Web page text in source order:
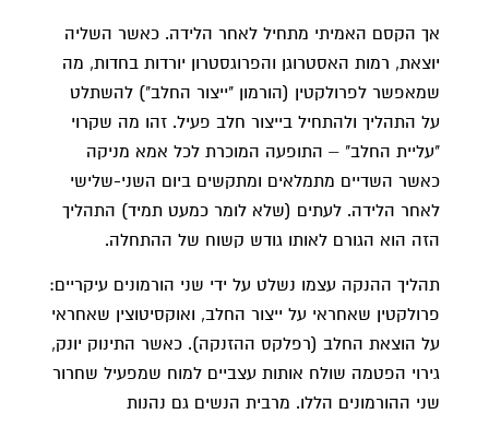
אך הקסם האמיתי מתחיל לאחר הלידה. כאשר השליה
יוצאת, רמות האסטרוגן והפרוגסטרון יורדות בחדות, מה
שמאפשר לפרולקטין (הורמון "ייצור החלב") להשתלט
על התהליך ולהתחיל בייצור חלב פעיל. זהו מה שקרוי
"עליית החלב" – התופעה המוכרת לכל אמא מניקה
כאשר השדיים מתמלאים ומתקשים ביום השני-שלישי
לאחר הלידה. לעתים (שלא לומר כמעט תמיד) התהליך
הזה הוא הגורם לאותו גודש קשוח של ההתחלה.
תהליך ההנקה עצמו נשלט על ידי שני הורמונים עיקריים:
פרולקטין שאחראי על ייצור החלב, ואוקסיטוצין שאחראי
על הוצאת החלב (רפלקס ההזנקה). כאשר התינוק יונק,
גירוי הפטמה שולח אותות עצביים למוח שמפעיל שחרור
שני ההורמונים הללו. מרבית הנשים גם נהנות